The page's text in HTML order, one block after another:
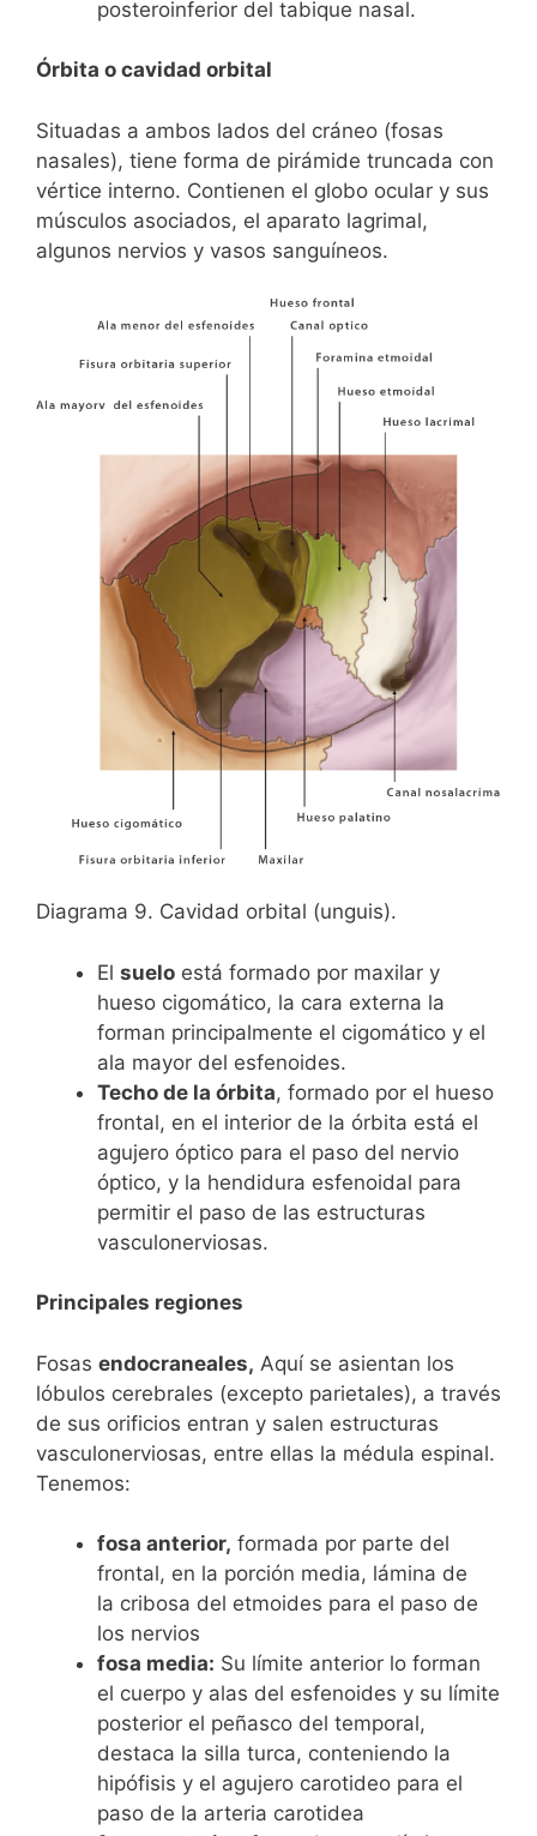
posteroinferior del tabique nasal.
Órbita o cavidad orbital
Situadas a ambos lados del cráneo (fosas
nasales), tiene forma de pirámide truncada con
vértice interno. Contienen el globo ocular y sus
músculos asociados, el aparato lagrimal,
algunos nervios y vasos sanguíneos.
Diagrama 9. Cavidad orbital (unguis).
El suelo está formado por maxilar y
hueso cigomático, la cara externa la
forman principalmente el cigomático y el
ala mayor del esfenoides.
Techo de la órbita, formado por el hueso
frontal, en el interior de la órbita está el
agujero óptico para el paso del nervio
óptico, y la hendidura esfenoidal para
permitir el paso de las estructuras
vasculonerviosas.
Principales regiones
Fosas endocraneales, Aquí se asientan los
lóbulos cerebrales (excepto parietales), a través
de sus orificios entran y salen estructuras
vasculonerviosas, entre ellas la médula espinal.
Tenemos:
fosa anterior, formada por parte del
frontal, en la porción media, lámina de
la cribosa del etmoides para el paso de
los nervios
fosa media: Su límite anterior lo forman
el cuerpo y alas del esfenoides y su límite
posterior el peñasco del temporal,
destaca la silla turca, conteniendo la
hipófisis y el agujero carotideo para el
paso de la arteria carotidea